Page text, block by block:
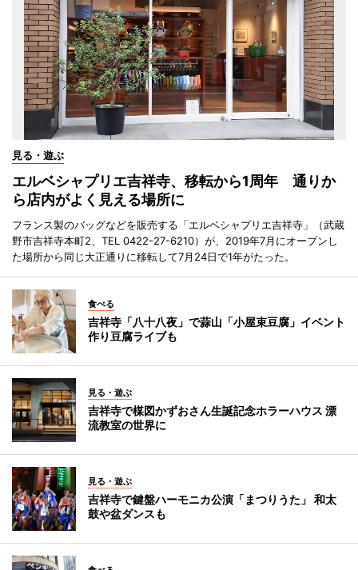
見る・遊ぶ
エルベシャプリエ吉祥寺、移転から1周年 通りか
ら店内がよく見える場所に
フランス製のバッグなどを販売する「エルベシャプリエ吉祥寺」（武蔵
野市吉祥寺本町2、TEL 0422-27-6210）が、2019年7月にオープンし
た場所から同じ大正通りに移転して7月24日で1年がたった。
食べる
吉祥寺「八十八夜」で蒜山「小屋束豆腐」イベント
作り豆腐ライブも
見る・遊ぶ
吉祥寺で楳図かずおさん生誕記念ホラーハウス 漂
流教室の世界に
見る・遊ぶ
吉祥寺で鍵盤ハーモニカ公演「まつりうた」 和太
鼓や盆ダンスも